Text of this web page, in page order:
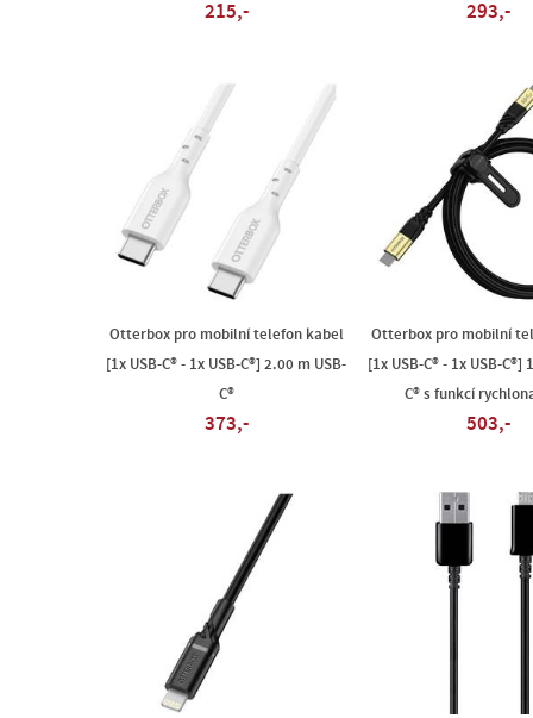
215,- 293,-
Otterbox pro mobilní telefon kabel
[1x USB-C® - 1x USB-C®] 2.00 m USB-
C®
373,-
Otterbox pro mobilní
[1x USB-C® - 1x USB-C®]
C® s funkcí
503,-